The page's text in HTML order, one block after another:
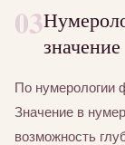
03
значение
По
Значение в
возможность